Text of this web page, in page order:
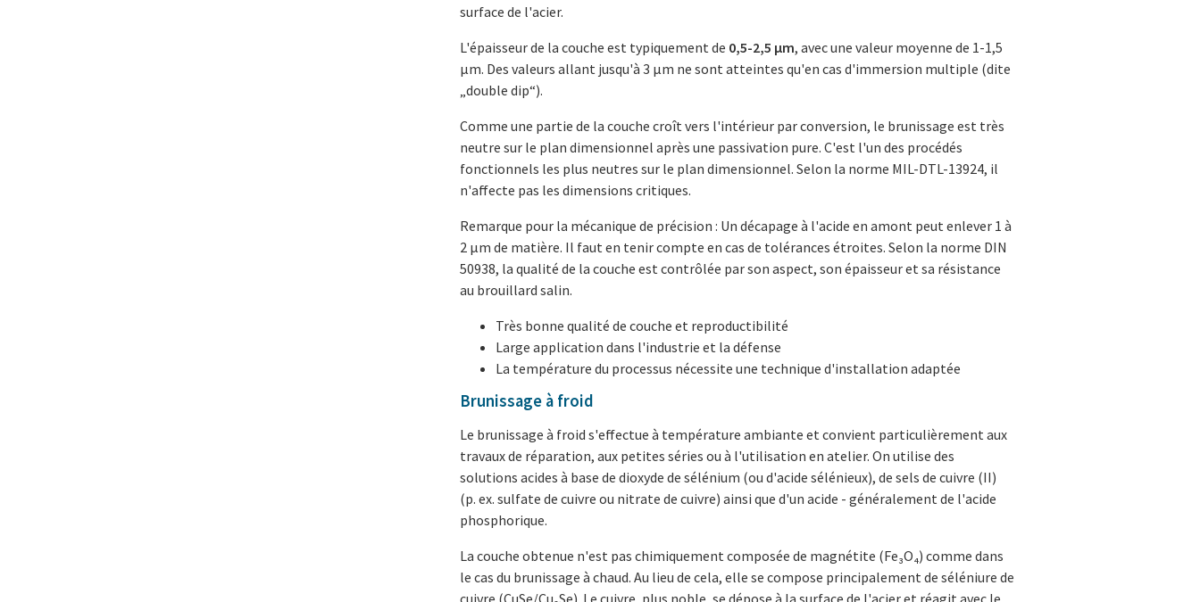
surface de l'acier.
L'épaisseur de la couche est typiquement de 0,5-2,5 µm, avec une valeur moyenne de 1-1,5
µm. Des valeurs allant jusqu'à 3 µm ne sont atteintes qu'en cas d'immersion multiple (dite
„double dip“).
Comme une partie de la couche croît vers l'intérieur par conversion, le brunissage est très
neutre sur le plan dimensionnel après une passivation pure. C'est l'un des procédés
fonctionnels les plus neutres sur le plan dimensionnel. Selon la norme MIL-DTL-13924, il
n'affecte pas les dimensions critiques.
Remarque pour la mécanique de précision : Un décapage à l'acide en amont peut enlever 1 à
2 µm de matière. Il faut en tenir compte en cas de tolérances étroites. Selon la norme DIN
50938, la qualité de la couche est contrôlée par son aspect, son épaisseur et sa résistance
au brouillard salin.
Très bonne qualité de couche et reproductibilité
Large application dans l'industrie et la défense
La température du processus nécessite une technique d'installation adaptée
Brunissage à froid
Le brunissage à froid s'effectue à température ambiante et convient particulièrement aux
travaux de réparation, aux petites séries ou à l'utilisation en atelier. On utilise des
solutions acides à base de dioxyde de sélénium (ou d'acide sélénieux), de sels de cuivre (II)
(p. ex. sulfate de cuivre ou nitrate de cuivre) ainsi que d'un acide - généralement de l'acide
phosphorique.
La couche obtenue n'est pas chimiquement composée de magnétite (Fe₃O₄) comme dans
le cas du brunissage à chaud. Au lieu de cela, elle se compose principalement de séléniure de
cuivre (CuSe/Cu₂Se). Le cuivre, plus noble, se dépose à la surface de l'acier et réagit avec le